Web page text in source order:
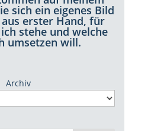
sich ein eigenes Bild
aus erster Hand, für
stehe und welche
umsetzen will.
Archiv